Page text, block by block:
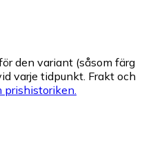
den variant (såsom färg
varje tidpunkt. Frakt och
prishistoriken.